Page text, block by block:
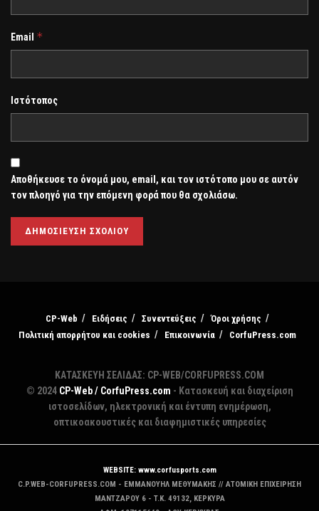
Email *
Ιστότοπος
Αποθήκευσε το όνομά μου, email, και τον ιστότοπο μου σε αυτόν
τον πλοηγό για την επόμενη φορά που θα σχολιάσω.
CP-Web Ειδήσεις Συνεντεύξεις
Όροι χρήσης
Πολιτική απορρήτου και cookies
Επικοινωνία CorfuPress.com
ΚΑΤΑΣΚΕΥΗ ΣΕΛΙΔΑΣ: CP-WEB/CORFUPRESS.COM
© 2024 CP-Web / CorfuPress.com - Κατασκευή και διαχείριση
ιστοσελίδων, ηλεκτρονική και έντυπη ενημέρωση,
οπτικοακουστικές και διαφημιστικές υπηρεσίες
WEBSITE: www.corfusports.com
C.P.WEB-CORFUPRESS.COM - ΕΜΜΑΝΟΥΗΛ ΜΕΘΥΜΑΚΗΣ // ΑΤΟΜΙΚΗ ΕΠΙΧΕΙΡΗΣΗ
MANTZAΡΟΥ 6 - T.K. 49132, ΚΕΡΚΥΡΑ